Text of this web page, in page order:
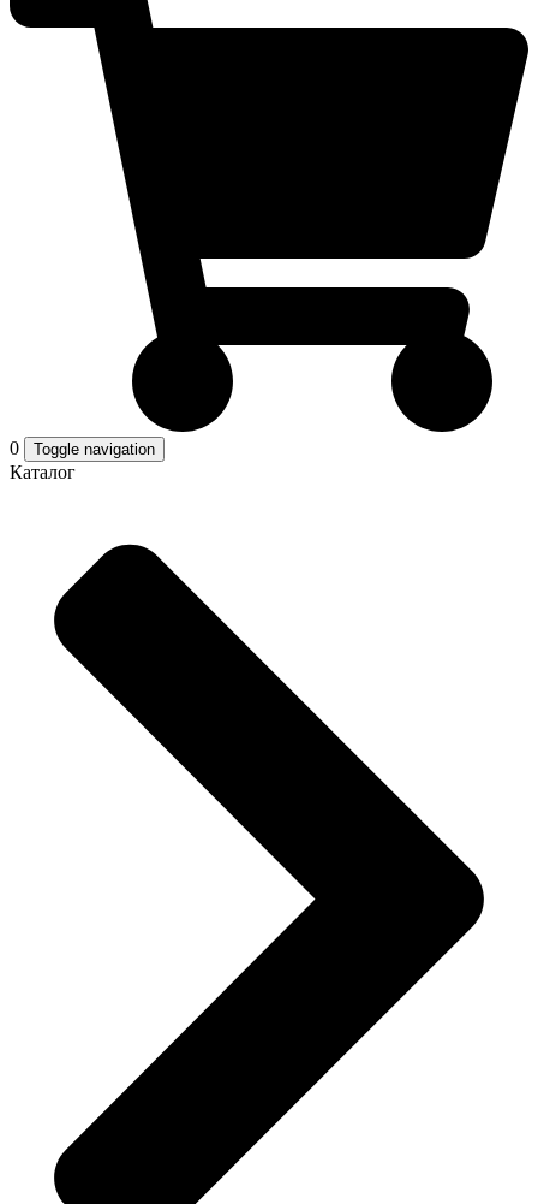
0 Toggle navigation
Каталог